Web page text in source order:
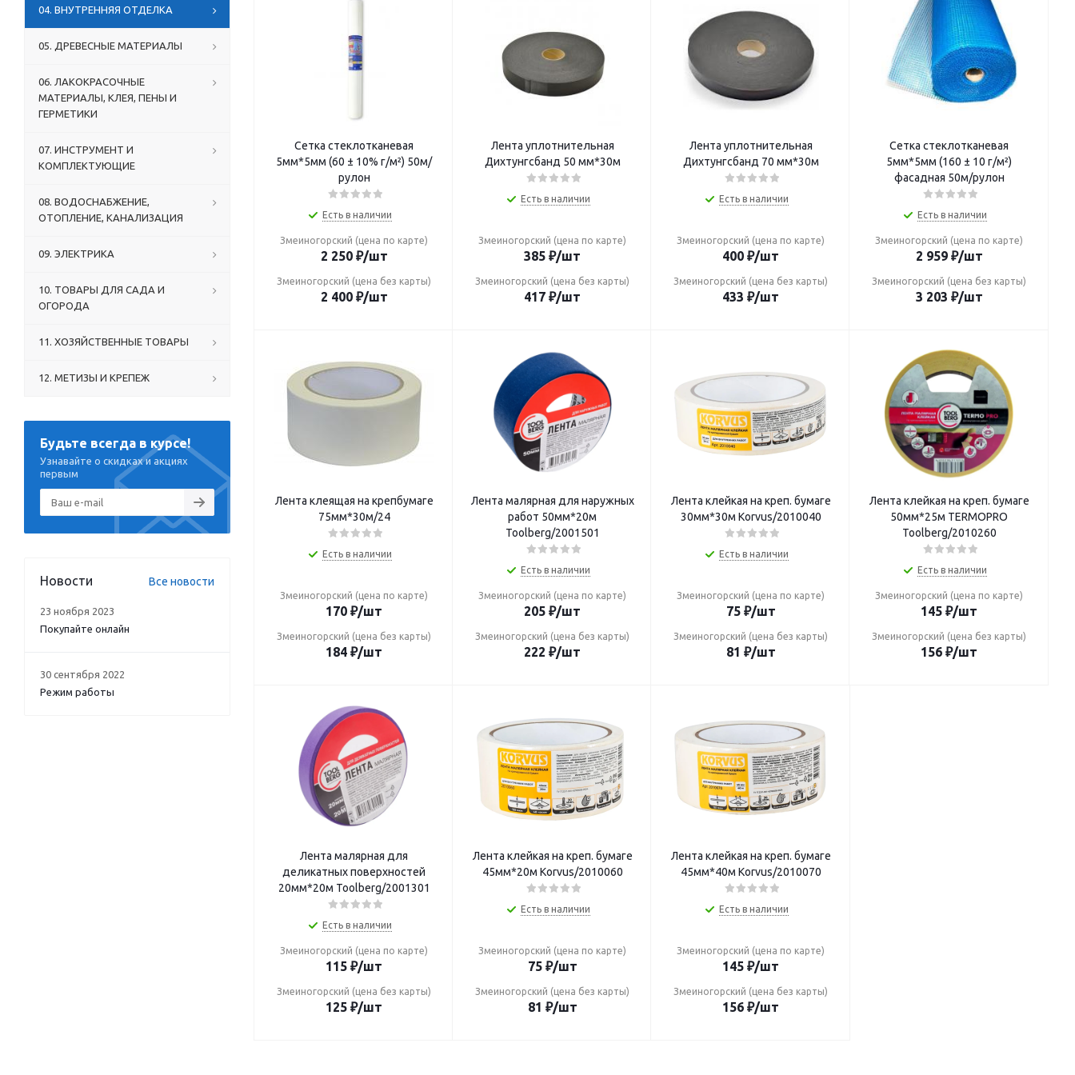
Сетка стеклотканевая
5мм*5мм (60 ± 10% г/м²) 50м/
рулон
Есть в наличии
Змеиногорский (цена по карте)
2 250₽/шт
Змеиногорский (цена без карты)
2 400₽/шт
Лента уплотнительная
Дихтунгсбанд 50 мм*30м
Есть в наличии
Змеиногорский (цена по карте)
385 ₽/шт
Змеиногорский (цена без карты)
417 ₽/шт
Лента уплотнительная
Дихтунгсбанд 70 мм*30м
Есть в наличии
Змеиногорский (цена по карте)
400 ₽/шт
Змеиногорский (цена без карты)
433 ₽/шт
Сетка стеклотканевая
5мм*5мм (160 ± 10 г/м²)
фасадная 50м/рулон
Есть в наличии
Змеиногорский (цена по карте)
2 959₽/шт
Змеиногорский (цена без карты)
3 203 ₽/шт
Лента клеящая на крепбумаге
75мм*30м/24
Есть в наличии
Змеиногорский (цена по карте)
170 ₽/шт
Змеиногорский (цена без карты)
184 ₽/шт
Лента малярная для наружных
работ 50мм*20м
Toolberg/2001501
Есть в наличии
Змеиногорский (цена по карте)
205 ₽/шт
Змеиногорский (цена без карты)
222 ₽/шт
Лента клейкая на креп. бумаге
30мм*30м Korvus/2010040
Есть в наличии
Змеиногорский (цена по карте)
75₽/шт
Змеиногорский (цена без карты)
81 ₽/шт
Лента клейкая на креп. бумаге
50мм*25м TERMOPRO
Toolberg/2010260
Есть в наличии
Змеиногорский (цена по карте)
145 ₽/шт
Змеиногорский (цена без карты)
156 ₽/шт
Лента малярная для
деликатных поверхностей
20мм*20м Toolberg/2001301
Есть в наличии
Змеиногорский (цена по карте)
115 ₽/шт
Змеиногорский (цена без карты)
125 ₽/шт
Лента клейкая на креп. бумаге
45мм*20м Korvus/2010060
Есть в наличии
Змеиногорский (цена по карте)
75₽/шт
Змеиногорский (цена без карты)
81 ₽/шт
Лента клейкая на креп. бумаге
45мм*40м Korvus/2010070
Есть в наличии
Змеиногорский (цена по карте)
145 ₽/шт
Змеиногорский (цена без карты)
156 ₽/шт
04. ВНУТРЕННЯЯ ОТДЕЛКА
05. ДРЕВЕСНЫЕ МАТЕРИАЛЫ
06. ЛАКОКРАСОЧНЫЕ
МАТЕРИАЛЫ, КЛЕЯ, ПЕНЫ И
ГЕРМЕТИКИ
07. ИНСТРУМЕНТ И
КОМПЛЕКТУЮЩИЕ
08. ВОДОСНАБЖЕНИЕ,
ОТОПЛЕНИЕ, КАНАЛИЗАЦИЯ
09. ЭЛЕКТРИКА
10. ТОВАРЫ ДЛЯ САДА И
ОГОРОДА
11. ХОЗЯЙСТВЕННЫЕ ТОВАРЫ
12. МЕТИЗЫ И КРЕПЕЖ
Будьте всегда в курсе!
Узнавайте о скидках и акциях
первым
Новости Все новости
23 ноября 2023
Покупайте онлайн
30 сентября 2022
Режим работы